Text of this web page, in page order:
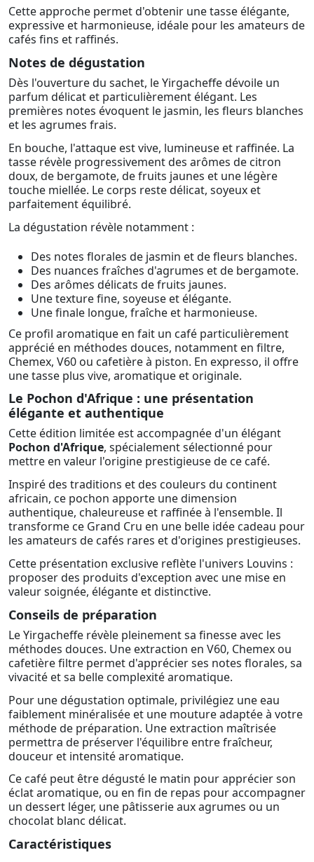
Cette approche permet d'obtenir une tasse élégante,
expressive et harmonieuse, idéale pour les amateurs de
cafés fins et raffinés.
Notes de dégustation
Dès l'ouverture du sachet, le Yirgacheffe dévoile un
parfum délicat et particulièrement élégant. Les
premières notes évoquent le jasmin, les fleurs blanches
et les agrumes frais.
En bouche, l'attaque est vive, lumineuse et raffinée. La
tasse révèle progressivement des arômes de citron
doux, de bergamote, de fruits jaunes et une légère
touche miellée. Le corps reste délicat, soyeux et
parfaitement équilibré.
La dégustation révèle notamment :
Des notes florales de jasmin et de fleurs blanches.
Des nuances fraîches d'agrumes et de bergamote.
Des arômes délicats de fruits jaunes.
Une texture fine, soyeuse et élégante.
Une finale longue, fraîche et harmonieuse.
Ce profil aromatique en fait un café particulièrement
apprécié en méthodes douces, notamment en filtre,
Chemex, V60 ou cafetière à piston. En expresso, il offre
une tasse plus vive, aromatique et originale.
Le Pochon d'Afrique : une présentation
élégante et authentique
Cette édition limitée est accompagnée d'un élégant
Pochon d'Afrique, spécialement sélectionné pour
mettre en valeur l'origine prestigieuse de ce café.
Inspiré des traditions et des couleurs du continent
africain, ce pochon apporte une dimension
authentique, chaleureuse et raffinée à l'ensemble. Il
transforme ce Grand Cru en une belle idée cadeau pour
les amateurs de cafés rares et d'origines prestigieuses.
Cette présentation exclusive reflète l'univers Louvins :
proposer des produits d'exception avec une mise en
valeur soignée, élégante et distinctive.
Conseils de préparation
Le Yirgacheffe révèle pleinement sa finesse avec les
méthodes douces. Une extraction en V60, Chemex ou
cafetière filtre permet d'apprécier ses notes florales, sa
vivacité et sa belle complexité aromatique.
Pour une dégustation optimale, privilégiez une eau
faiblement minéralisée et une mouture adaptée à votre
méthode de préparation. Une extraction maîtrisée
permettra de préserver l'équilibre entre fraîcheur,
douceur et intensité aromatique.
Ce café peut être dégusté le matin pour apprécier son
éclat aromatique, ou en fin de repas pour accompagner
un dessert léger, une pâtisserie aux agrumes ou un
chocolat blanc délicat.
Caractéristiques